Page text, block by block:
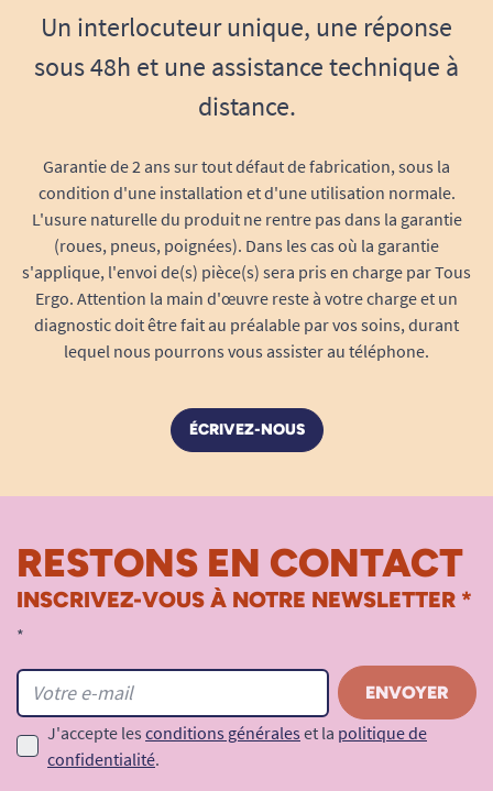
Bague diam 25 cm
Cliquet simple de 6 mm
Fixation velcro
Poids :
Voir tous les accessoires literie.
Un interlocuteur unique, une réponse
sous 48h et une assistance technique à
distance.
Garantie de 2 ans sur tout défaut de fabrication, sous la
condition d'une installation et d'une utilisation normale.
L'usure naturelle du produit ne rentre pas dans la garantie
(roues, pneus, poignées). Dans les cas où la garantie
s'applique, l'envoi de(s) pièce(s) sera pris en charge par Tous
Ergo. Attention la main d'œuvre reste à votre charge et un
diagnostic doit être fait au préalable par vos soins, durant
lequel nous pourrons vous assister au téléphone.
ÉCRIVEZ-NOUS
RESTONS EN CONTACT
INSCRIVEZ-VOUS À NOTRE NEWSLETTER *
*
J'accepte les conditions générales et la politique de
confidentialité.